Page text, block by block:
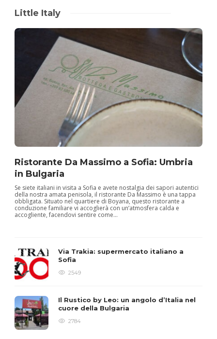
Little Italy
Ristorante Da Massimo a Sofia: Umbria
in Bulgaria
Se siete italiani in visita a Sofia e avete nostalgia dei sapori autentici
della nostra amata penisola, il ristorante Da Massimo è una tappa
obbligata. Situato nel quartiere di Boyana, questo ristorante a
conduzione familiare vi accoglierà con un’atmosfera calda e
accogliente, facendovi sentire come...
Via Trakia: supermercato italiano a
Sofia
2549
Il Rustico by Leo: un angolo d’Italia nel
cuore della Bulgaria
2784